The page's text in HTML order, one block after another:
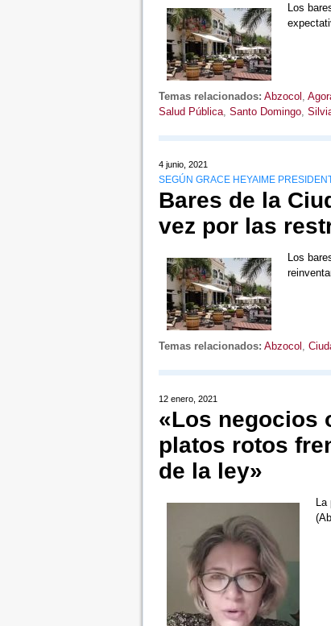
Los
Temas relacionados: Abzocol ,
Salud Pública, Santo Domingo,
4 junio, 2021
SEGÚN GRACE HEYAIME
Bares de la
vez por las
Los
Temas relacionados: Abzocol ,
12 enero, 2021
«Los negocios
platos rotos
de la ley»
La